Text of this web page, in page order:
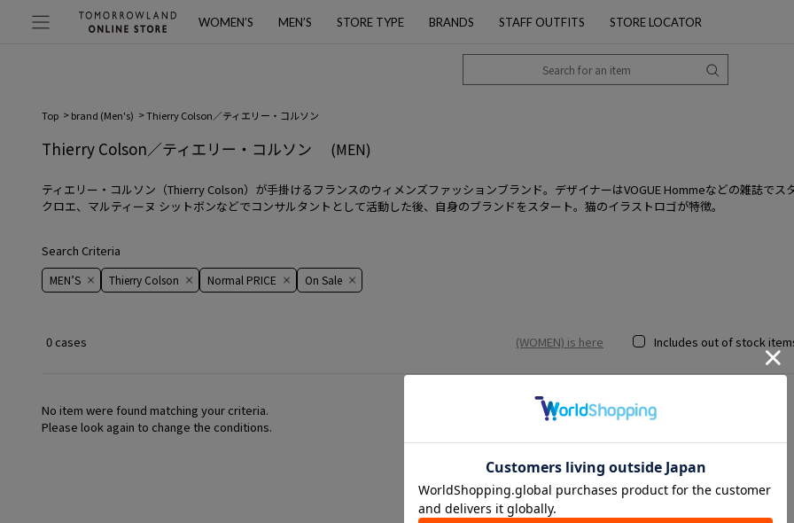
WOMEN’S MEN’S STORE TYPE BRANDS STAFF OUTFITS STORE LOCATOR
Top brand (Men's) Thierry Colson／ティエリー・コルソン
Thierry Colson／ティエリー・コルソン (MEN)
ティエリー・コルソン（Thierry Colson）が手掛けるフランスのウィメンズファッションブランド。デザイナーはVOGUE Hommeなどの雑誌で
クロエ、マルティーヌ シットボンなどでコンサルタントとして活動した後、自身のブランドをスタート。猫のイラストロゴが特徴。
Search Criteria
MEN’S Thierry Colson Normal PRICE On ​​Sale​​
0 cases (WOMEN) is here Includes out of stock
No item were found matching your criteria.
Please look again to change the conditions.